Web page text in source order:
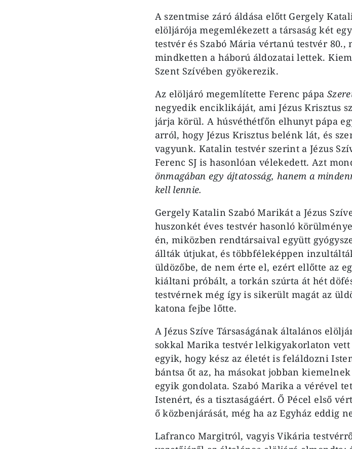
A szentmise záró áldása előtt Gergely
elöljárója megemlékezett a társaság két
testvér és Szabó Mária vértanú testvér
mindketten a háború áldozatai lettek.
Szent Szívében gyökerezik.
Az elöljáró megemlítette Ferenc pápa
negyedik enciklikáját, ami Jézus Krisztus
járja körül. A húsvéthétfőn elhunyt pápa
arról, hogy Jézus Krisztus belénk lát, és
vagyunk. Katalin testvér szerint a Jézus
Ferenc SJ is hasonlóan vélekedett. Azt
önmagában egy ájtatosság, hanem a
kell lennie.
Gergely Katalin Szabó Marikát a Jézus
huszonkét éves testvér hasonló
én, miközben rendtársaival együtt
állták útjukat, és többféleképpen
üldözőbe, de nem érte el, ezért ellőtte az
kiáltani próbált, a torkán szúrta át hét
testvérnek még így is sikerült magát az
katona fejbe lőtte.
A Jézus Szíve Társaságának általános
sokkal Marika testvér lelkigyakorlaton vett
egyik, hogy kész az életét is feláldozni
bántsa őt az, ha másokat jobban
egyik gondolata. Szabó Marika a vérével
Istenért, és a tisztaságáért. Ő Pécel első
ő közbenjárását, még ha az Egyház eddig
Lafranco Margitról, vagyis Vikária